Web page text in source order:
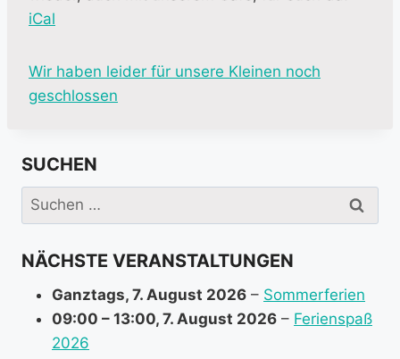
iCal
M
o
i
n
f
r
Wir haben leider für unsere Kleinen noch
geschlossen
SUCHEN
Suchen
nach:
NÄCHSTE VERANSTALTUNGEN
Ganztags, 7. August 2026 – Sommerferien
09:00 – 13:00, 7. August 2026 – Ferienspaß
2026